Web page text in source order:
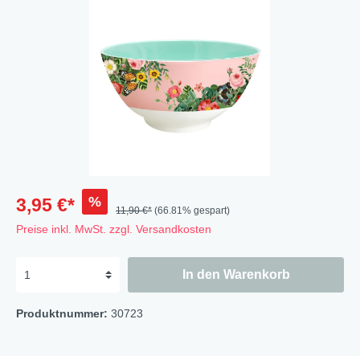
3,95 €* %
11,90 €* (66.81% gespart)
Preise inkl. MwSt. zzgl. Versandkosten
In den Warenkorb
Produktnummer: 30723